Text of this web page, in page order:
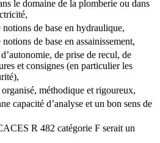
le domaine de la plomberie ou dans
de base en hydraulique,
de base en assainissement,
de prise de recul, de
et consignes (en particulier les
méthodique et rigoureux,
capacité d’analyse et un bon sens de
R 482 catégorie F serait un